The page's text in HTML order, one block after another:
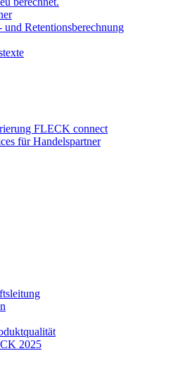
und Retentionsberechnung
FLECK connect
für Handelspartner
2025